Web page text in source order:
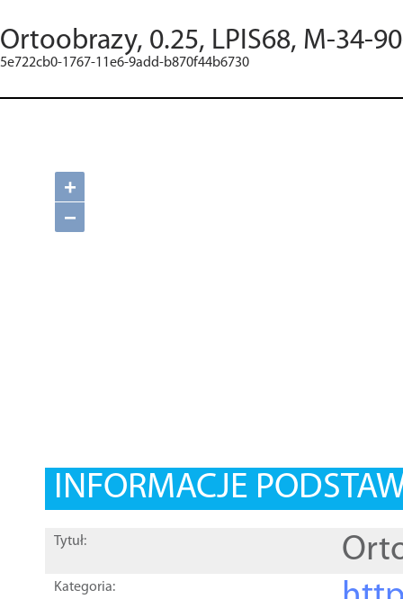
Ortoobrazy, 0.25, LPIS68, M-34-
5e722cb0-1767-11e6-9add-b870f44b6730
+
−
INFORMACJE
Tytuł:
Kategoria: